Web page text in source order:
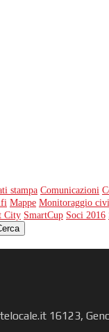
stampa Comunicazioni
Mappe Monitoraggio
City SmartCup Soci 2016
16123,